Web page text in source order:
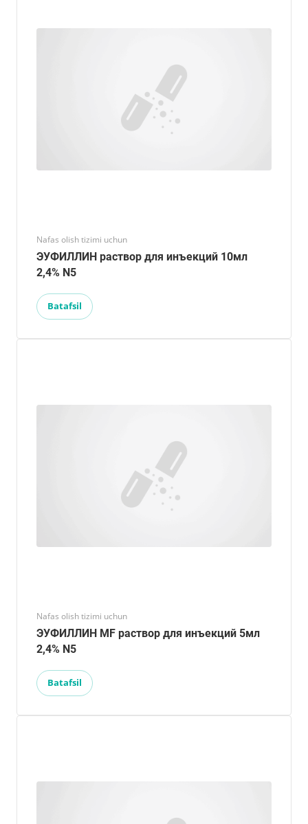
Nafas olish tizimi uchun
ЭУФИЛЛИН раствор для инъекций 10мл
2,4% N5
Batafsil
Nafas olish tizimi uchun
ЭУФИЛЛИН MF раствор для инъекций 5мл
2,4% N5
Batafsil